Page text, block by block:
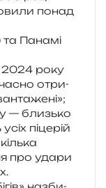
понад
та Панамі
2024 року
отри­
— близь­ко
піце­рій
про удари